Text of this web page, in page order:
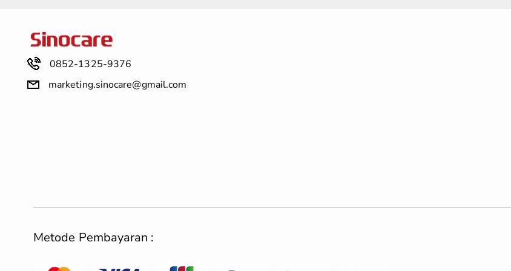
0852-1325-9376
marketing.sinocare@gmail.com
Metode Pembayaran :